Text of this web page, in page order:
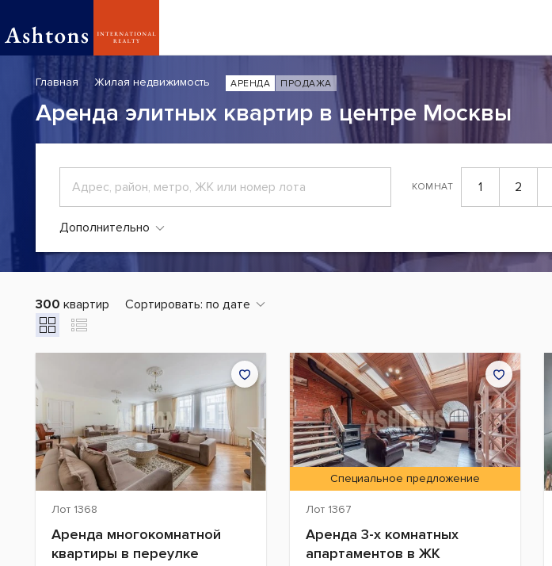
Главная Жилая недвижимость АРЕНДА ПРОДАЖА
Аренда элитных квартир в центре Москвы
КОМНАТ 1 2
Дополнительно
300 квартир Сортировать: по дате
Лот 1368
Аренда многокомнатной
квартиры в переулке
Специальное предложение
Лот 1367
Аренда 3-х комнатных
апартаментов в ЖК